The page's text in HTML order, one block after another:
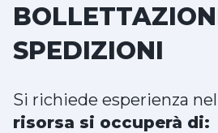
SPEDIZIONI
Si richiede esperienza
risorsa si occuperà di: